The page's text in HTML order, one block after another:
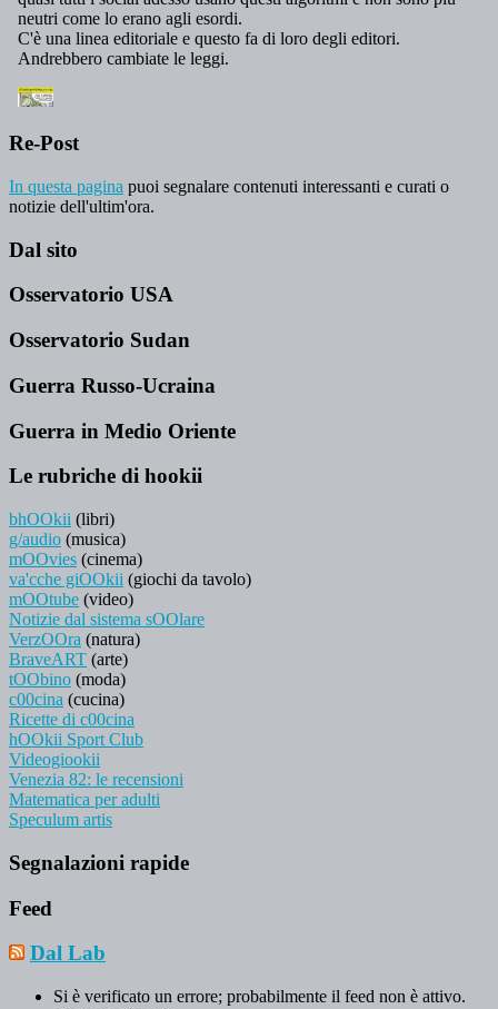
Re-Post
In questa pagina puoi segnalare contenuti interessanti e curati o
notizie dell'ultim'ora.
Dal sito
Osservatorio USA
Osservatorio Sudan
Guerra Russo-Ucraina
Guerra in Medio Oriente
Le rubriche di hookii
bhOOkii (libri)
g/audio (musica)
mOOvies (cinema)
va'cche giOOkii (giochi da tavolo)
mOOtube (video)
Notizie dal sistema sOOlare
VerzOOra (natura)
BraveART (arte)
tOObino (moda)
c00cina (cucina)
Ricette di c00cina
hOOkii Sport Club
Videogiookii
Venezia 82: le recensioni
Matematica per adulti
Speculum artis
Segnalazioni rapide
Feed
Dal Lab
Si è verificato un errore; probabilmente il feed non è attivo.